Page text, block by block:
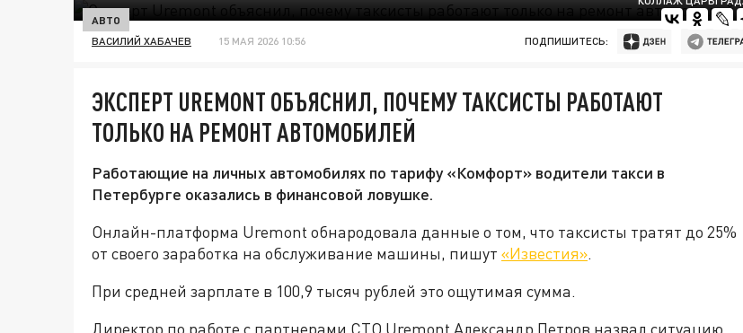
АВТО
ВАСИЛИЙ ХАБАЧЕВ 15 МАЯ 2026 10:56 ПОДПИШИТЕСЬ:
ЭКСПЕРТ UREMONT ОБЪЯСНИЛ, ПОЧЕМУ ТАКСИСТЫ РАБОТАЮТ
ТОЛЬКО НА РЕМОНТ АВТОМОБИЛЕЙ
Работающие на личных автомобилях по тарифу «Комфорт» водители такси в
Петербурге оказались в финансовой ловушке.
Онлайн-платформа Uremont обнародовала данные о том, что таксисты тратят до 25%
от своего заработка на обслуживание машины, пишут «Известия».
При средней зарплате в 100,9 тысяч рублей это ощутимая сумма.
Директор по работе с партнерами СТО Uremont Александр Петров назвал ситуацию